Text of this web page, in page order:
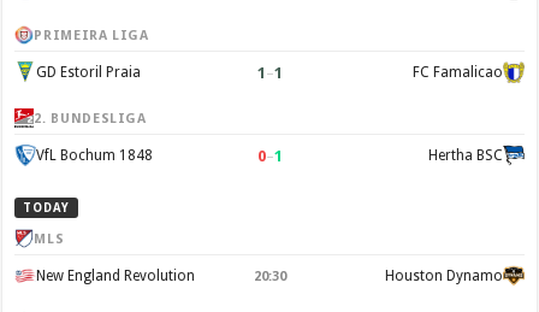
PRIMEIRA LIGA
GD Estoril Praia 1 –1 FC Famalicao
2. BUNDESLIGA
VfL Bochum 1848 0–1 Hertha BSC
TODAY
MLS
New England Revolution 20:30 Houston Dynamo